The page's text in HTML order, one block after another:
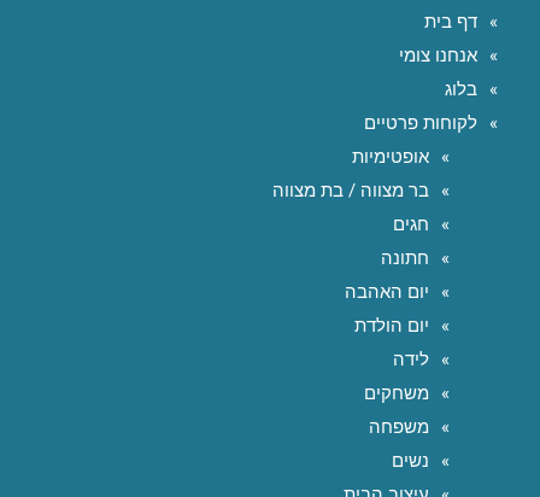
דף בית
אנחנו צומי
בלוג
לקוחות פרטיים
אופטימיות
בר מצווה / בת מצווה
חגים
חתונה
יום האהבה
יום הולדת
לידה
משחקים
משפחה
נשים